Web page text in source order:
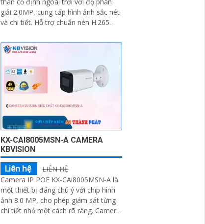
giải 2.0MP, cung cấp hình ảnh sắc nét
và chi tiết. Hỗ trợ chuẩn nén H.265
ánh...
KX-CAI8005MSN-A CAMERA
KBVISION
Liên hệ
LIÊN HỆ
Camera IP POE KX-CAi8005MSN-A là
một thiết bị đáng chú ý với chip hình
ảnh 8.0 MP, cho phép giám sát từng
chi tiết nhỏ một cách rõ ràng. Camera